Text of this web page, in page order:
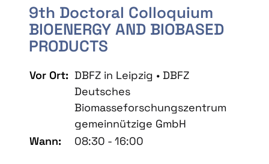
9th Doctoral Colloquium
BIOENERGY AND BIOBASED
PRODUCTS
Vor Ort: DBFZ in Leipzig • DBFZ
Deutsches
Biomasseforschungszentrum
gemeinnützige GmbH
Wann:
08:30 - 16:00